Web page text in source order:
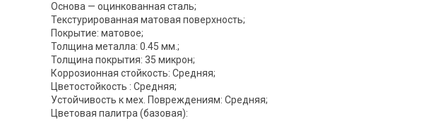
Основа — оцинкованная сталь;
Текстурированная матовая поверхность;
Покрытие: матовое;
Толщина металла: 0.45 мм.;
Толщина покрытия: 35 микрон;
Коррозионная стойкость: Средняя;
Цветостойкость : Средняя;
Устойчивость к мех. Повреждениям: Средняя;
Цветовая палитра (базовая):